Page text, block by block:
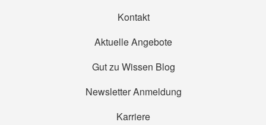
Kontakt
Aktuelle Angebote
Gut zu Wissen Blog
Newsletter Anmeldung
Karriere